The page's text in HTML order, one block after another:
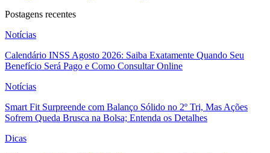
Postagens recentes
Notícias
Calendário INSS Agosto 2026: Saiba Exatamente Quando Seu
Benefício Será Pago e Como Consultar Online
Notícias
Smart Fit Surpreende com Balanço Sólido no 2º Tri, Mas Ações
Sofrem Queda Brusca na Bolsa; Entenda os Detalhes
Dicas